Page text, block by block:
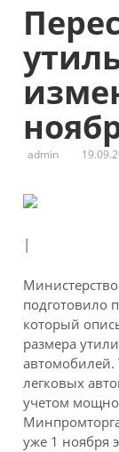
admin
|
подготовило
который
размера
автомобилей.
легковых
учетом
уже 1 ноября